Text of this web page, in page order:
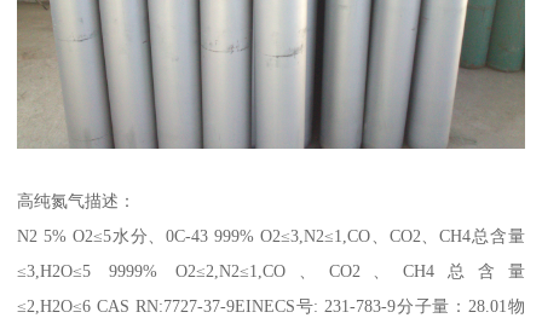
高纯氮气描述：
N2 5% O2≤5水分、0C-43 999% O2≤3,N2≤1,CO、CO2、CH4总含量
≤3,H2O≤5 9999% O2≤2,N2≤1,CO、CO2、CH4总含量
≤2,H2O≤6 CAS RN:7727-37-9EINECS号: 231-783-9分子量：28.01物